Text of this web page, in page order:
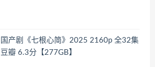
国产剧《七根心简》2025 2160p 全32集
豆瓣 6.3分【277GB】